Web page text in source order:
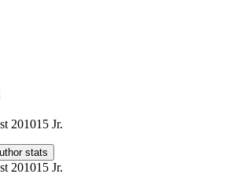
201015 Jr.
stats
201015 Jr.